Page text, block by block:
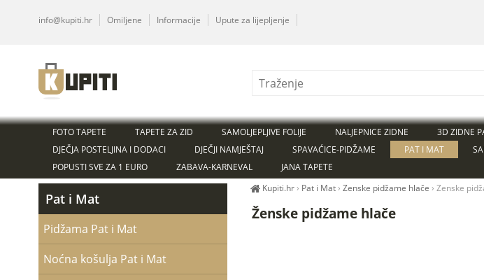
Ženske pidžame hlače
Pat i Mat
Pidžama Pat i Mat
Noćna košulja Pat i Mat
FOTO TAPETE TAPETE ZA ZID SAMOLJEPLJIVE FOLIJE NALJEPNICE ZIDNE 3D ZIDNE
DJEČJA POSTELJINA I DODACI
DJEČJI NAMJEŠTAJ SPAVAĆICE-PIDŽAME PAT I MAT
POPUSTI SVE ZA 1 EURO
ZABAVA-KARNEVAL JANA TAPETE
Kupiti.hr› Pat i Mat ›Ženske pidžame hlače ›Ženske
info@kupiti.hr Omiljene Informacije Upute za lijepljenje